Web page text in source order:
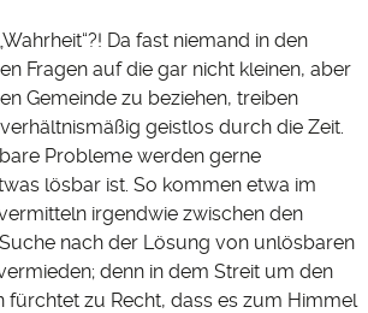
Da fast niemand in den
Fragen auf die gar nicht kleinen, aber
Gemeinde zu beziehen, treiben
geistlos durch die Zeit.
Probleme werden gerne
lösbar ist. So kommen etwa im
irgendwie zwischen den
nach der Lösung von unlösbaren
denn in dem Streit um den
zu Recht, dass es zum Himmel